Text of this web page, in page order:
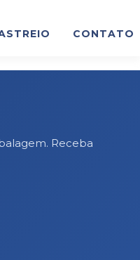
CONTATO
Receba